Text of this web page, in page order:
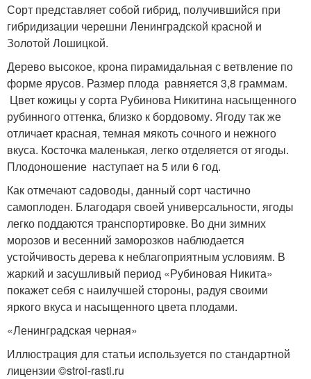
Сорт представляет собой гибрид, получившийся при
гибридизации черешни Ленинградской красной и
Золотой Лошицкой.
Дерево высокое, крона пирамидальная с ветвление по
форме ярусов. Размер плода равняется 3,8 граммам.
Цвет кожицы у сорта Рубинова Никитина насыщенного
рубинного оттенка, близко к бордовому. Ягоду так же
отличает красная, темная мякоть сочного и нежного
вкуса. Косточка маленькая, легко отделяется от ягоды.
Плодоношение наступает на 5 или 6 год.
Как отмечают садоводы, данный сорт частично
самоплоден. Благодаря своей универсальности, ягоды
легко поддаются транспортировке. Во дни зимних
морозов и весенний заморозков наблюдается
устойчивость дерева к неблагоприятным условиям. В
жаркий и засушливый период «Рубиновая Никита»
покажет себя с наилучшей стороны, радуя своими
яркого вкуса и насыщенного цвета плодами.
«Ленинградская черная»
Иллюстрация для статьи используется по стандартной
лицензии ©stroi-rasti.ru